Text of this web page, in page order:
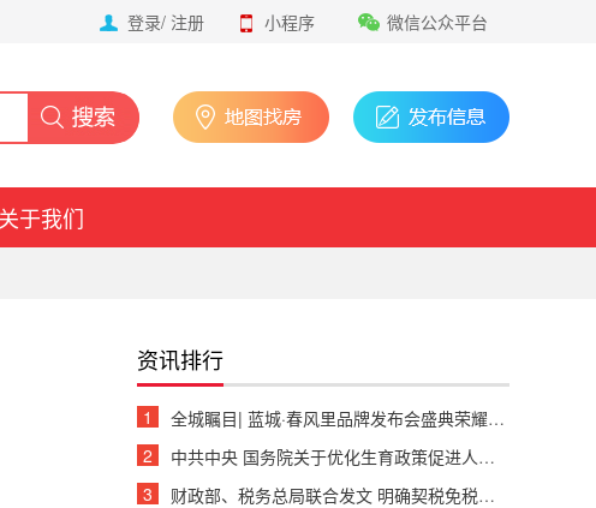
微信公众平台
小程序
登录/ 注册
关于我们
资讯排行
1
全城瞩目| 蓝城·春风里品牌发布会盛典荣耀绽放
2
中共中央 国务院关于优化生育政策促进人口长期均衡发展的决定
3
财政部、税务总局联合发文 明确契税免税、退税等政策